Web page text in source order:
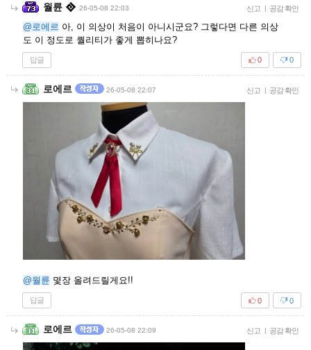
월륜 26-05-08 22:03 신고 | 공감 확인
@로에르 아, 이 의상이 처음이 아니시군요? 그렇다면 다른 의상
도 이 정도로 퀄리티가 좋게 뽑히나요?
답글 0
0
로에르 26-05-08 22:07 신고 | 공감 확인
@월륜 몇장 올려드릴게요!!
답글 0
0
로에르 26-05-08 22:09 신고 공감 확인